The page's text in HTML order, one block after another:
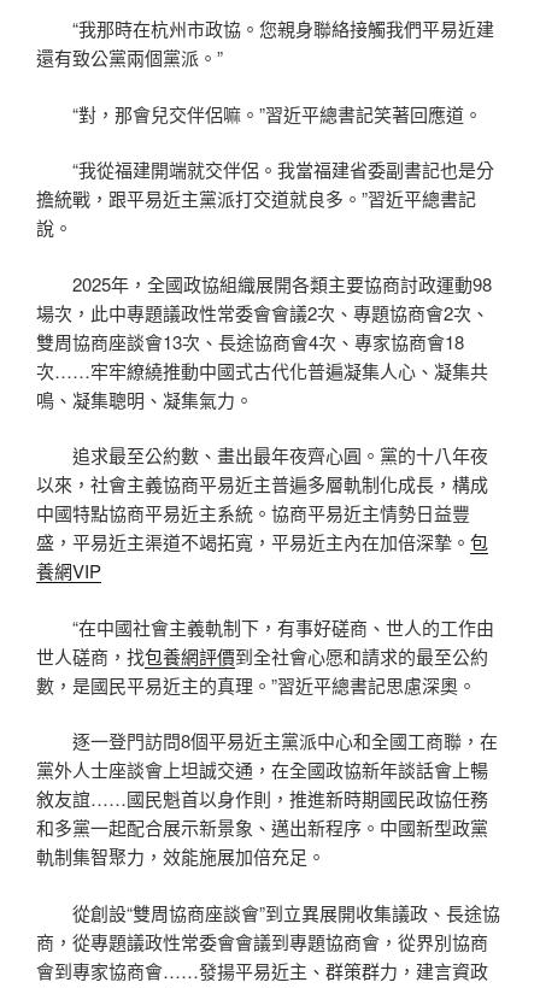
“我那時在杭州市政協。您親身聯絡接觸我們平易近建
還有致公黨兩個黨派。”
“對，那會兒交伴侶嘛。”習近平總書記笑著回應道。
“我從福建開端就交伴侶。我當福建省委副書記也是分
擔統戰，跟平易近主黨派打交道就良多。”習近平總書記
說。
2025年，全國政協組織展開各類主要協商討政運動98
場次，此中專題議政性常委會會議2次、專題協商會2次、
雙周協商座談會13次、長途協商會4次、專家協商會18
次……牢牢繚繞推動中國式古代化普遍凝集人心、凝集共
鳴、凝集聰明、凝集氣力。
追求最至公約數、畫出最年夜齊心圓。黨的十八年夜
以來，社會主義協商平易近主普遍多層軌制化成長，構成
中國特點協商平易近主系統。協商平易近主情勢日益豐
盛，平易近主渠道不竭拓寬，平易近主內在加倍深摯。 包
養網VIP
“在中國社會主義軌制下，有事好磋商、世人的工作由
世人磋商，找包養網評價到全社會心愿和請求的最至公約
數，是國民平易近主的真理。”習近平總書記思慮深奧。
逐一登門訪問8個平易近主黨派中心和全國工商聯，在
黨外人士座談會上坦誠交通，在全國政協新年談話會上暢
敘友誼……國民魁首以身作則，推進新時期國民政協任務
和多黨一起配合展示新景象、邁出新程序。中國新型政黨
軌制集智聚力，效能施展加倍充足。
從創設“雙周協商座談會”到立異展開收集議政、長途協
商，從專題議政性常委會會議到專題協商會，從界別協商
會到專家協商會……發揚平易近主、群策群力，建言資政